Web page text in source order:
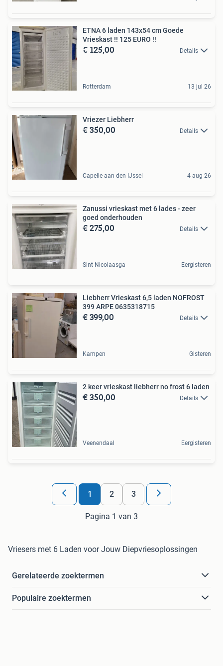
ETNA 6 laden 143x54 cm Goede
Vrieskast !! 125 EURO !!
€ 125,00 Details
Rotterdam 13 jul 26
Vriezer Liebherr
€ 350,00 Details
Capelle aan den IJssel 4 aug 26
Zanussi vrieskast met 6 lades - zeer
goed onderhouden
€ 275,00 Details
Sint Nicolaasga Eergisteren
Liebherr Vrieskast 6,5 laden NOFROST
399 ARPE 0635318715
€ 399,00 Details
Kampen Gisteren
2 keer vrieskast liebherr no frost 6 laden
€ 350,00 Details
Veenendaal Eergisteren
1 2 3
Pagina 1 van 3
Vriesers met 6 Laden voor Jouw Diepvriesoplossingen
Gerelateerde zoektermen
Populaire zoektermen